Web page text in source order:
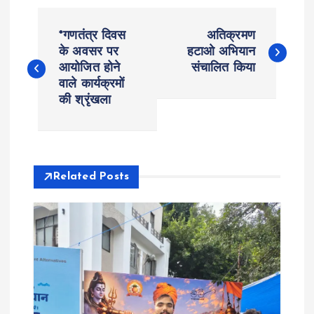
o
n
a
v
g
*गणतंत्र दिवस
के अवसर पर
आयोजित होने
वाले कार्यक्रमों
की श्रृंखला
अतिक्रमण
हटाओ अभियान
संचालित किया
Related Posts